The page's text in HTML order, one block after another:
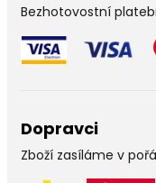
Bezhotovostní
Dopravci
Zboží zasíláme v